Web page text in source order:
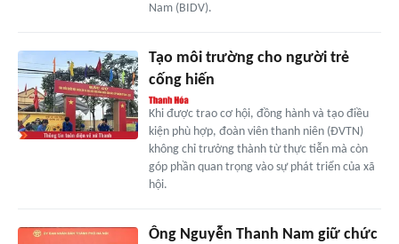
Nam (BIDV).
Tạo môi trường cho người trẻ
cống hiến
Khi được trao cơ hội, đồng hành và tạo điều
kiện phù hợp, đoàn viên thanh niên (ĐVTN)
không chỉ trưởng thành từ thực tiễn mà còn
góp phần quan trọng vào sự phát triển của xã
hội.
Ông Nguyễn Thanh Nam giữ chức